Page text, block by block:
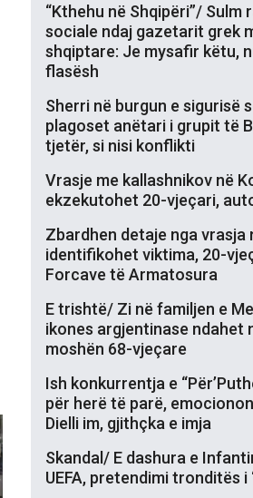
“Kthehu në Shqipëri”/
sociale ndaj gazetarit grek
shqiptare: Je mysafir këtu,
flasësh
Sherri në burgun e sigurisë
plagoset anëtari i grupit të
tjetër, si nisi konflikti
Vrasje me kallashnikov në
ekzekutohet 20-vjeçari,
Zbardhen detaje nga vrasja
identifikohet viktima, 20-
Forcave të Armatosura
E trishtë/ Zi në familjen e
ikones argjentinase ndahet
moshën 68-vjeçare
Ish konkurrentja e
për herë të parë,
Dielli im, gjithçka e imja
Skandal/ E dashura e
UEFA, pretendimi tronditës i